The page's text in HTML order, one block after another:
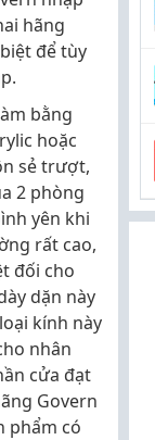
hãng
để tùy
bằng
hoặc
sẻ trượt,
2 phòng
yên khi
rất cao,
đối cho
dặn này
kính này
nhân
cửa đạt
Govern
phẩm có